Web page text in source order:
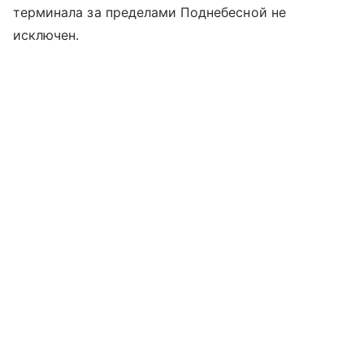
терминала за пределами Поднебесной не
исключен.